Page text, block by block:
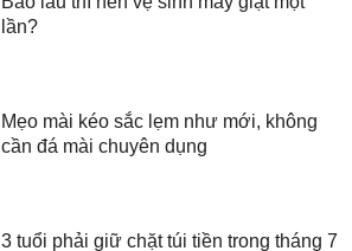
lần?
Mẹo mài kéo sắc lẹm như mới, không
cần đá mài chuyên dụng
3 tuổi phải giữ chặt túi tiền trong tháng 7